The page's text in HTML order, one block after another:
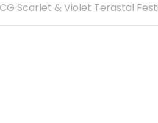
Scarlet & Violet Terastal